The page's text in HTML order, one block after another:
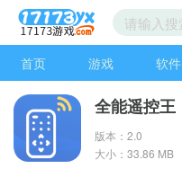
首页 游戏 软件
全能遥控王
版本：2.0
大小：33.86 MB